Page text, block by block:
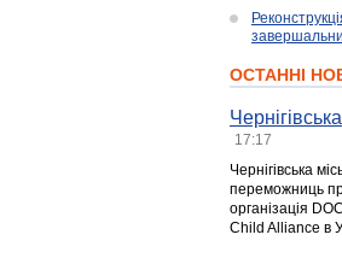
ОСТАННІ
17:17
Чернігівська
переможниць
організація
Child Alliance в